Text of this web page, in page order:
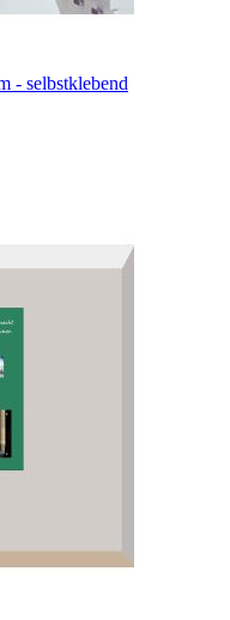
- selbstklebend